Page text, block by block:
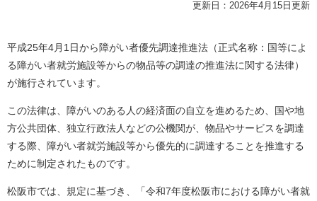
更新日：2026年4月15日更新
平成25年4月1日から障がい者優先調達推進法（正式名称：国等によ
る障がい者就労施設等からの物品等の調達の推進法に関する法律）
が施行されています。
この法律は、障がいのある人の経済面の自立を進めるため、国や地
方公共団体、独立行政法人などの公機関が、物品やサービスを調達
する際、障がい者就労施設等から優先的に調達することを推進する
ために制定されたものです。
松阪市では、規定に基づき、「令和7年度松阪市における障がい者就